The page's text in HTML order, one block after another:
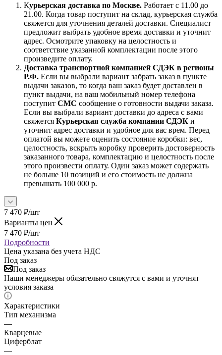
Курьерская доставка по Москве. Работает с 11.00 до
21.00. Когда товар поступит на склад, курьерская служба
свяжется для уточнения деталей доставки. Специалист
предложит выбрать удобное время доставки и уточнит
адрес. Осмотрите упаковку на целостность и
соответствие указанной комплектации после этого
произведите оплату.
Доставка транспортной компанией СДЭК в регионы
Р.Ф. Если вы выбрали вариант забрать заказ в пункте
выдачи заказов, то когда ваш заказ будет доставлен в
пункт выдачи, на ваш мобильный номер телефона
поступит СМС сообщение о готовности выдачи заказа.
Если вы выбрали вариант доставки до адреса с вами
свяжется Курьерская служба компании СДЭК и
уточнит адрес доставки и удобное для вас врем. Перед
оплатой вы можете оценить состояние коробки: вес,
целостность, вскрыть коробку проверить достоверность
заказанного товара, комплектацию и целостность после
этого произвести оплату. Один заказ может содержать
не больше 10 позиций и его стоимость не должна
превышать 100 000 р.
7 470 ₽/шт
Варианты цен
7 470 ₽/шт
Подробности
Цена указана без учета НДС
Под заказ
Под заказ
Наши менеджеры обязательно свяжутся с вами и уточнят
условия заказа
Характеристики
Тип механизма
—
Кварцевые
Циферблат
—